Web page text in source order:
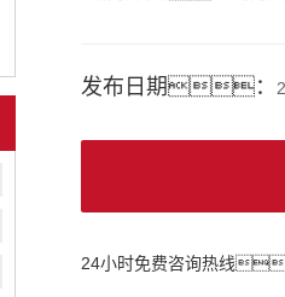
发布日期：
24小时免费咨询热线